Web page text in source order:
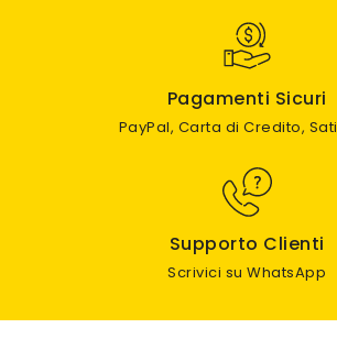
Pagamenti Sicuri
PayPal, Carta di Credito,
Supporto Clienti
Scrivici su WhatsApp